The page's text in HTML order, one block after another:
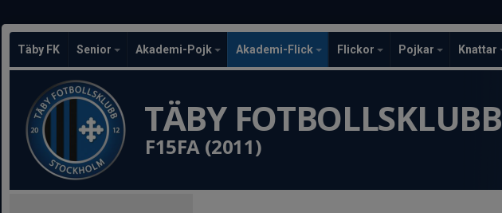
Täby FK Senior Akademi-Pojk Akademi-Flick Flickor Pojkar Knattar
TÄBY FOTBOLLSKLUBB
F15FA (2011)